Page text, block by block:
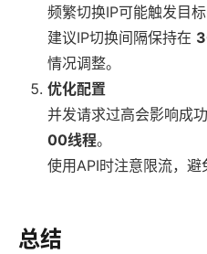
频繁切换IP可能触发目标
建议IP切换间隔保持在
情况调整。
优化配置
并发请求过高会影响成
00线程。
使用API时注意限流，避
总结